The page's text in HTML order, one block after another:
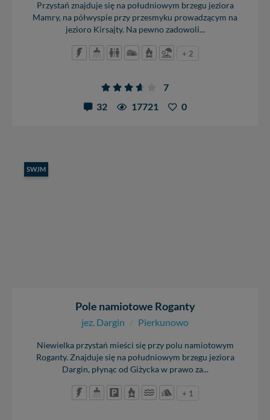
Przystań znajduje się na południowym brzegu jeziora
Mamry, na półwyspie przy przesmyku prowadzącym na
jezioro Kirsajty. Na pewno zadowoli...
+ 2
7
32
17721 0
SWJM
Pole namiotowe Roganty
jez. Dargin / Pierkunowo
Niewielka przystań mieści się przy polu namiotowym
Roganty. Znajduje się na południowym brzegu jeziora
Dargin, płynąc od Giżycka w prawo za...
+ 1